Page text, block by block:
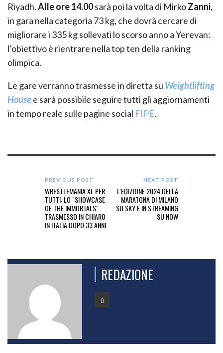
Riyadh.Alle ore 14.00sarà poi la volta di MirkoZanni,
in gara nella categoria 73 kg, che dovrà cercare di
migliorare i 335 kg sollevati lo scorso anno a Yerevan:
l’obiettivo è rientrare nella top ten della ranking
olimpica.
Le gare verranno trasmesse in diretta su Weightlifting
Housee sarà possibile seguire tutti gli aggiornamenti
in tempo reale sulle pagine social FIPE.
PREVIOUS POST
WRESTLEMANIA XL PER
TUTTI: LO "SHOWCASE
OF THE IMMORTALS"
TRASMESSO IN CHIARO
IN ITALIA DOPO 33 ANNI
NEXT POST
L'EDIZIONE 2024 DELLA
MARATONA DI MILANO
SU SKY E IN STREAMING
SU NOW
REDAZIONE